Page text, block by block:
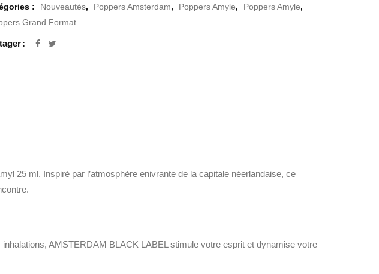
: Nouveautés, Poppers Amsterdam, Poppers Amyle, Poppers Amyle,
Grand Format
25 ml. Inspiré par l’atmosphère enivrante de la capitale néerlandaise, ce
AMSTERDAM BLACK LABEL stimule votre esprit et dynamise votre